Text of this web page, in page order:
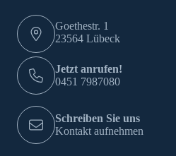
Goethestr. 1
23564 Lübeck
Jetzt anrufen!
0451 7987080
Schreiben Sie uns
Kontakt aufnehmen